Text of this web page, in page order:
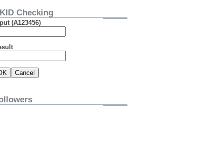
Checking
(A123456)